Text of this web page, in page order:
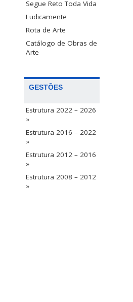
Segue Reto Toda Vida
Ludicamente
Rota de Arte
Catálogo de Obras de
Arte
GESTÕES
Estrutura 2022 – 2026
»
Estrutura 2016 – 2022
»
Estrutura 2012 – 2016
»
Estrutura 2008 – 2012
»